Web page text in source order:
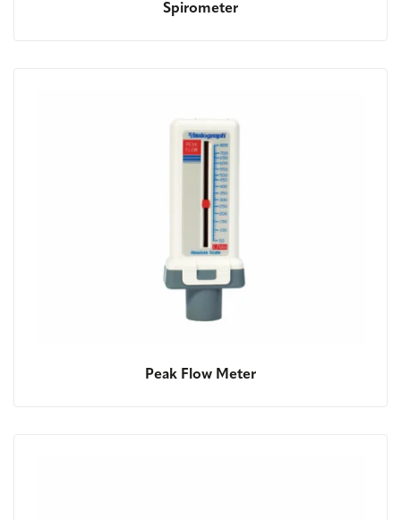
Spirometer
Peak Flow Meter